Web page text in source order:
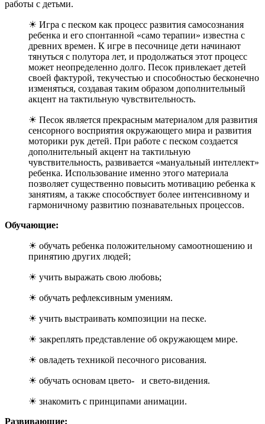
работы с детьми.
☀ Игра с песком как процесс развития самосознания
ребенка и его спонтанной «само терапии» известна с
древних времен. К игре в песочнице дети начинают
тянуться с полутора лет, и продолжаться этот процесс
может неопределенно долго. Песок привлекает детей
своей фактурой, текучестью и способностью бесконечно
изменяться, создавая таким образом дополнительный
акцент на тактильную чувствительность.
☀ Песок является прекрасным материалом для развития
сенсорного восприятия окружающего мира и развития
моторики рук детей. При работе с песком создается
дополнительный акцент на тактильную
чувствительность, развивается «мануальный интеллект»
ребенка. Использование именно этого материала
позволяет существенно повысить мотивацию ребенка к
занятиям, а также способствует более интенсивному и
гармоничному развитию познавательных процессов.
Обучающие:
☀ обучать ребенка положительному самоотношению и
принятию других людей;
☀ учить выражать свою любовь;
☀ обучать рефлексивным умениям.
☀ учить выстраивать композиции на песке.
☀ закреплять представление об окружающем мире.
☀ овладеть техникой песочного рисования.
☀ обучать основам цвето- и свето-видения.
☀ знакомить с принципами анимации.
Развивающие: